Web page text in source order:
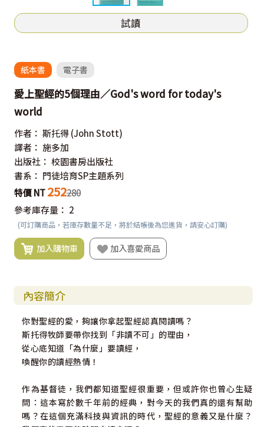
試讀
紙本書 電子書
愛上聖經的5個理由／God's word for today's
world
作者： 斯托得 (John Stott)
譯者： 施多加
出版社： 校園書房出版社
書系： 門徒培育SP主題系列
特價 NT 252280
參考庫存量： 2
(可訂購商品，若庫存數量不足，將於結帳後為您進貨，請安心訂購)
加入購物車 加入喜愛商品
內容簡介
你對聖經的愛，夠讓你拿起聖經認真閱讀嗎？
斯托得牧師要帶你找到「非讀不可」的理由，
從心底知道「為什麼」要讀經，
喚醒你的讀經熱情！
作為基督徒，我們都知道聖經很重要，但或許你也曾心生疑
問：這本寫於數千年前的經典，對今天的我們真的還有幫助
嗎？在這個充滿科技與資訊的時代，聖經的意義又是什麼？